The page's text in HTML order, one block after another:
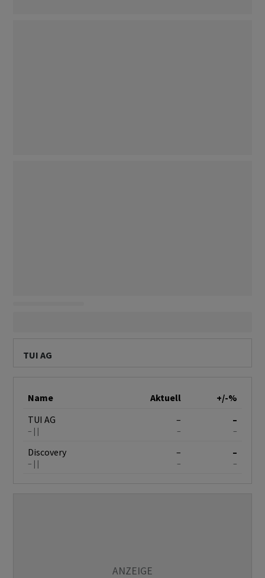
TUI AG
Name Aktuell
+/-%
TUI AG
–
–
–
–
–
Discovery
–
–
–
–
–